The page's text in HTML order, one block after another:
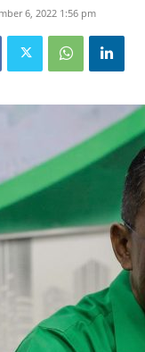
6, 2022 1:56 pm